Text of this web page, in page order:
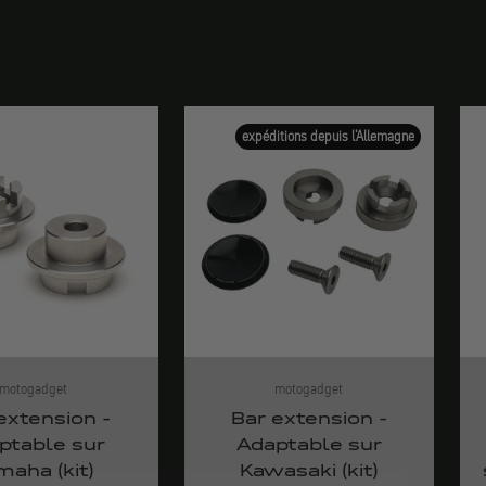
motogadget
-
sur
(kit)
expéditions depuis l'Allemagne
motogadget
Bar extension -
Adaptable sur
Kawasaki (kit)